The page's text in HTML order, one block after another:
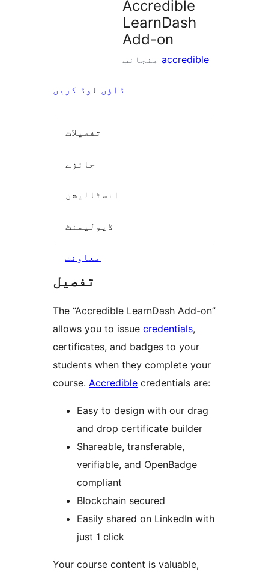
Accredible
LearnDash
Add-on
accredible
ڈاؤن لوڈ کریں
تفصیلات
جائزے
انسٹالیشن
ڈیولپمنٹ
معاونت
تفصیل
The “Accredible LearnDash Add-on”
allows you to issue credentials,
certificates, and badges to your
students when they complete your
course. Accredible credentials are:
Easy to design with our drag
and drop certificate builder
Shareable, transferable,
verifiable, and OpenBadge
compliant
Blockchain secured
Easily shared on LinkedIn with
just 1 click
Your course content is valuable,